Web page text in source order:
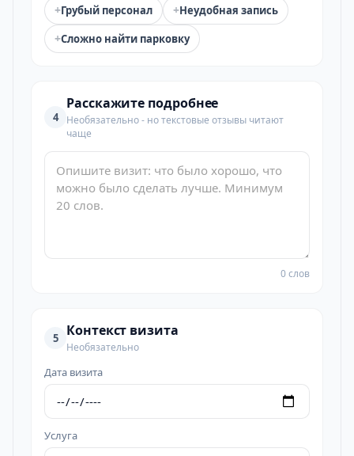
+Грубый персонал +Неудобная запись
+Сложно найти парковку
4
Расскажите подробнее
Необязательно - но текстовые отзывы читают
чаще
0 слов
5 Контекст визита
Необязательно
Дата визита
Услуга